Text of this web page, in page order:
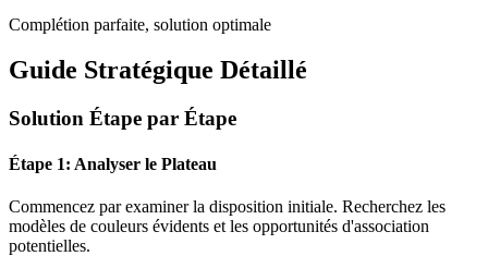
Complétion parfaite, solution optimale
Guide Stratégique Détaillé
Solution Étape par Étape
Étape 1: Analyser le Plateau
Commencez par examiner la disposition initiale. Recherchez les
modèles de couleurs évidents et les opportunités d'association
potentielles.